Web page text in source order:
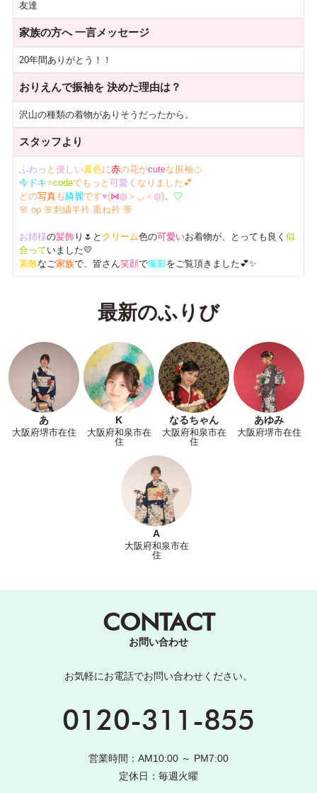
友達
家族の方へ一言メッセージ
20年間ありがとう！！
おりえんで振袖を決めた理由は？
沢山の種類の着物がありそうだったから。
スタッフより
ふわっ と 優しい黄色に赤の花がcuteな振袖🍊
今ドキ⭐codeでもっと 可愛く なりました💕
どの写真も綺麗です♥(⋈◍＞◡＜ ◍)。 ♡
🌸 op 🌸刺繍半衿 重ね衿 帯
お姉様の髪飾り🌷と クリーム色の可愛いお着物が、とっても良く 似
合っていました💛
素敵なご家族で、皆さん笑顔で撮影をご覧頂きました💕✨
最新のふりび
あ
大阪府堺市在住
K
大阪府和泉市在
住
なるちゃん
大阪府和泉市在
住
あゆみ
大阪府堺市在住
A
大阪府和泉市在
住
CONTACT
お問い合わせ
お気軽にお電話でお問い合わせください。
0120-311-855
営業時間：AM10:00 ～ PM7:00
定休日：毎週火曜